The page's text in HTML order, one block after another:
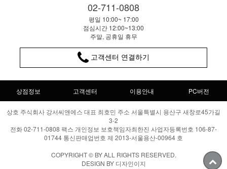
02-711-0808
평일 10:00~ 17:00
점심시간 12:00~13:00
주말, 공휴일 휴무
고객센터 연결하기
상점정보 고객센터 이용안내 PC버전
상호 주식회사 강서씨앤에스 대표 최호민 주소 서울특별시 용산구 새창로45가길
3-2
전화 02-711-0808 팩스 개인정보 보호책임자최한진 사업자등록번호 106-87-
01744 통신판매업번호 제 2013-서울용산-00964 호
COPYRIGHT © BY ALL RIGHTS RESERVED.
DESIGN BY 디자인이지